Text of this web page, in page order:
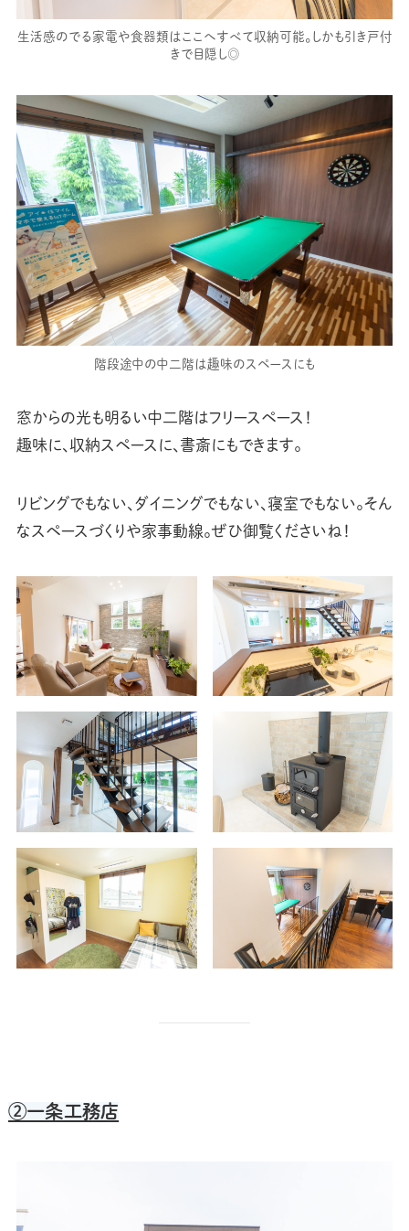
生活感のでる家電や食器類はここへすべて収納可能。しかも引き戸付
きで目隠し◎
階段途中の中二階は趣味のスペースにも
窓からの光も明るい中二階はフリースペース！
趣味に、収納スペースに、書斎にもできます。
リビングでもない、ダイニングでもない、寝室でもない。そん
なスペースづくりや家事動線。ぜひ御覧くださいね！
②一条工務店